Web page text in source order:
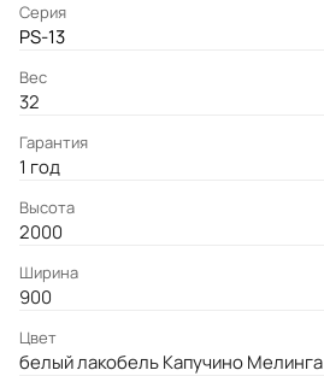
Серия
PS-13
Вес
32
Гарантия
1 год
Высота
2000
Ширина
900
Цвет
белый лакобель Капучино Мелинга